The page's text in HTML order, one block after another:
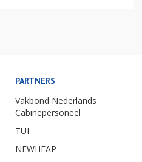
PARTNERS
Vakbond Nederlands
Cabinepersoneel
TUI
NEWHEAP